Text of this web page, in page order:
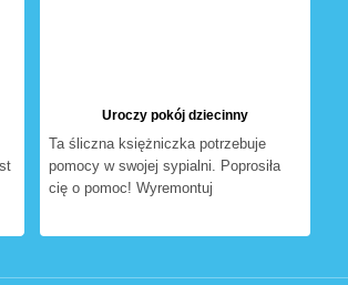
Uroczy pokój dziecinny
Ta śliczna księżniczka potrzebuje
pomocy w swojej sypialni. Poprosiła
cię o pomoc! Wyremontuj